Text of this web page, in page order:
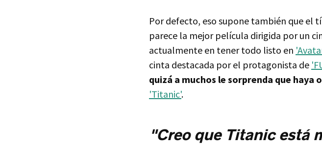
Por defecto, eso supone también que el
parece la mejor película dirigida por un
actualmente en tener todo listo en
cinta destacada por el protagonista de
quizá a muchos le sorprenda que haya
'Titanic'.
"Creo que Titanic está